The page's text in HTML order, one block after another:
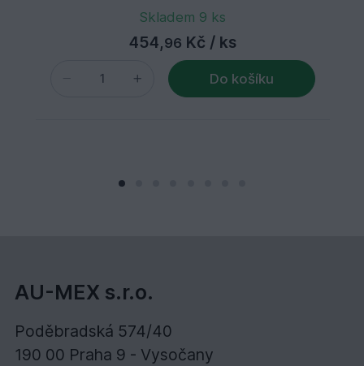
Skladem 9 ks
454,96 Kč / ks
Do košíku
AU-MEX s.r.o.
Poděbradská 574/40
190 00 Praha 9 - Vysočany